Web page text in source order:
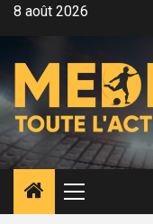
Aller8 août 2026
Menu
principal